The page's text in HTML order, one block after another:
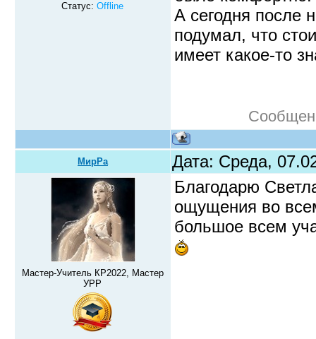
Статус:Offline
А сегодня после
подумал, что
имеет какое-то
МирРа Дата: Среда,
Мастер-Учитель КР2022, Мастер
УРР
Благодарю
ощущения во
большое всем